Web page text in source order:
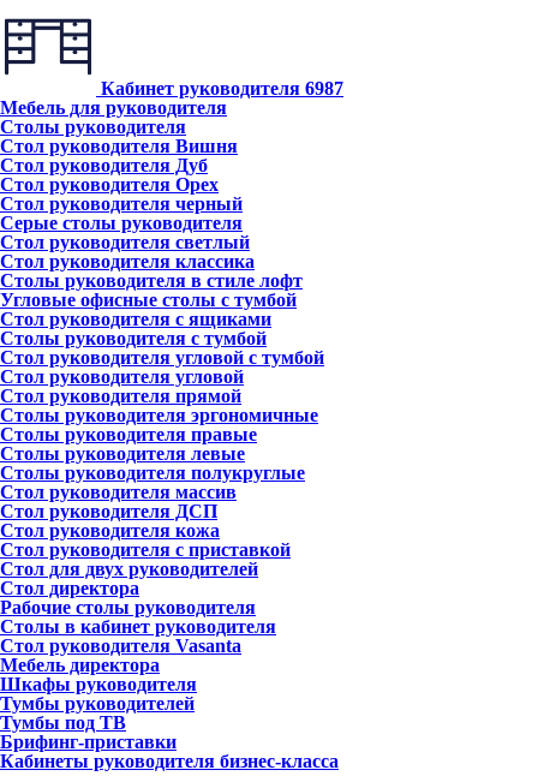
Кабинет руководителя 6987
Мебель для руководителя
Столы руководителя
Стол руководителя Вишня
Стол руководителя Дуб
Стол руководителя Орех
Стол руководителя черный
Серые столы руководителя
Стол руководителя светлый
Стол руководителя классика
Столы руководителя в стиле лофт
Угловые офисные столы с тумбой
Стол руководителя с ящиками
Столы руководителя с тумбой
Стол руководителя угловой с тумбой
Стол руководителя угловой
Стол руководителя прямой
Столы руководителя эргономичные
Столы руководителя правые
Столы руководителя левые
Столы руководителя полукруглые
Стол руководителя массив
Стол руководителя ДСП
Стол руководителя кожа
Стол руководителя с приставкой
Стол для двух руководителей
Стол директора
Рабочие столы руководителя
Столы в кабинет руководителя
Стол руководителя Vasanta
Мебель директора
Шкафы руководителя
Тумбы руководителей
Тумбы под ТВ
Брифинг-приставки
Кабинеты руководителя бизнес-класса